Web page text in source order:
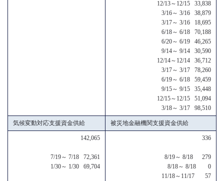
12/13～12/15 33,838
3/16～ 3/16 38,879
3/17～ 3/16 18,695
6/18～ 6/18 70,188
6/20～ 6/19 46,265
9/14～ 9/14 30,590
12/14～12/14 36,712
3/17～ 3/17 78,260
6/19～ 6/18 59,459
9/15～ 9/15 35,448
12/15～12/15 51,094
3/18～ 3/17 98,510
気候変動対応支援資金供給 被災地金融機関支援資金供給
142,065
7/19～ 7/18 72,361
1/30～ 1/30 69,704
336
8/19～ 8/18 279
8/18～ 8/18 0
11/18～11/17 57